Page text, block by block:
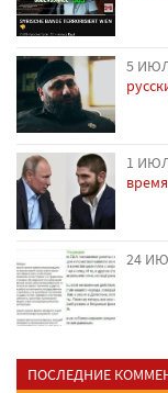
5
1
24
ПОСЛЕДНИЕ